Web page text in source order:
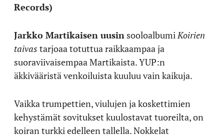
Records)
Jarkko Martikaisen uusin sooloalbumi Koirien
taivas tarjoaa totuttua raikkaampaa ja
suoraviivaisempaa Martikaista. YUP:n
äkkivääristä venkoiluista kuuluu vain kaikuja.
Vaikka trumpettien, viulujen ja koskettimien
kehystämät sovitukset kuulostavat tuoreilta, on
koiran turkki edelleen tallella. Nokkelat